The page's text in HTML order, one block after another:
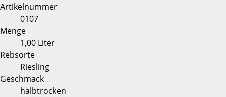
Artikelnummer
0107
Menge
1,00 Liter
Rebsorte
Riesling
Geschmack
halbtrocken